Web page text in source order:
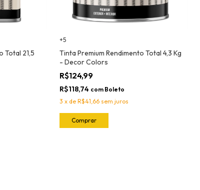
Total 21,5
+5
Tinta Premium Rendimento Total 4,3 Kg
- Decor Colors
R$124,99
R$118,74 com Boleto
3 x deR$41,66 sem juros
Comprar